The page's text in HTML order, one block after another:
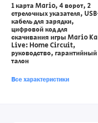
1 карта Mario, 4 ворот, 2
стрелочных указателя,
кабель для зарядки,
цифровой код для
скачивания игры Mario
Live: Home Circuit,
руководство, гарантийный
талон
Все характеристики